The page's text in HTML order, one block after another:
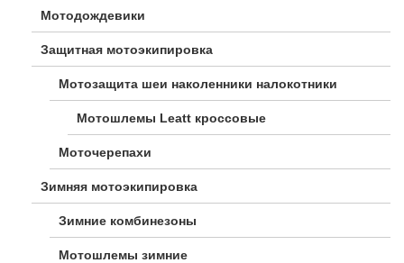
Мотодождевики
Защитная мотоэкипировка
Мотозащита шеи наколенники налокотники
Мотошлемы Leatt кроссовые
Моточерепахи
Зимняя мотоэкипировка
Зимние комбинезоны
Мотошлемы зимние